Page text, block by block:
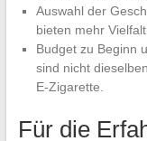
Auswahl der
bieten mehr Vielfalt.
Budget zu Beginn
sind nicht
E-Zigarette.
Für die